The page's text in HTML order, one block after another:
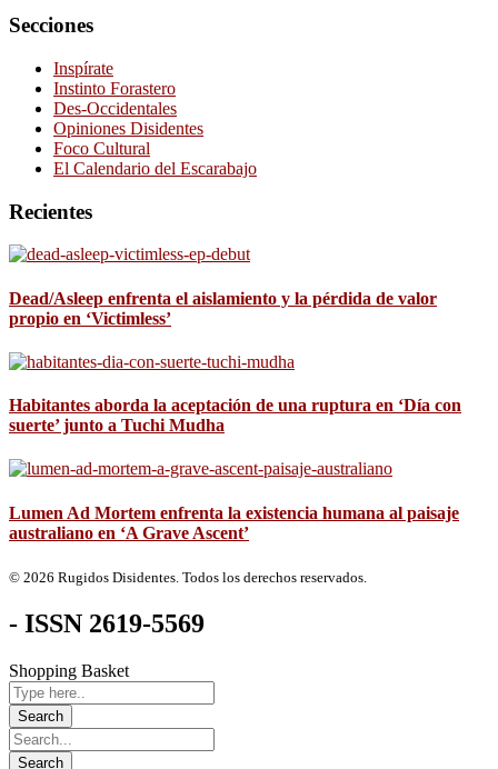
Secciones
Inspírate
Instinto Forastero
Des-Occidentales
Opiniones Disidentes
Foco Cultural
El Calendario del Escarabajo
Recientes
Dead/Asleep enfrenta el aislamiento y la pérdida de valor
propio en ‘Victimless’
Habitantes aborda la aceptación de una ruptura en ‘Día con
suerte’ junto a Tuchi Mudha
Lumen Ad Mortem enfrenta la existencia humana al paisaje
australiano en ‘A Grave Ascent’
© 2026 Rugidos Disidentes. Todos los derechos reservados.
- ISSN 2619-5569
Shopping Basket